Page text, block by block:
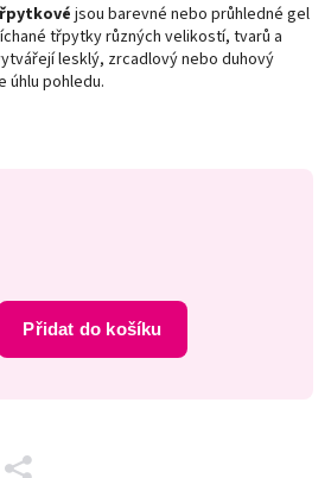
Přidat do košíku
jsou barevné nebo průhledné gel
třpytky různých velikostí, tvarů a
lesklý, zrcadlový nebo duhový
úhlu pohledu.